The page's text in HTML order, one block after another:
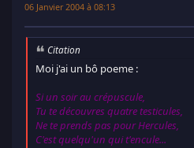
06 Janvier 2004 à 08:13
Citation
Moi j'ai un bô poeme :
Si un soir au crépuscule,
Tu te découvres quatre testicules,
Ne te prends pas pour Hercules,
C'est quelqu'un qui t'encule...